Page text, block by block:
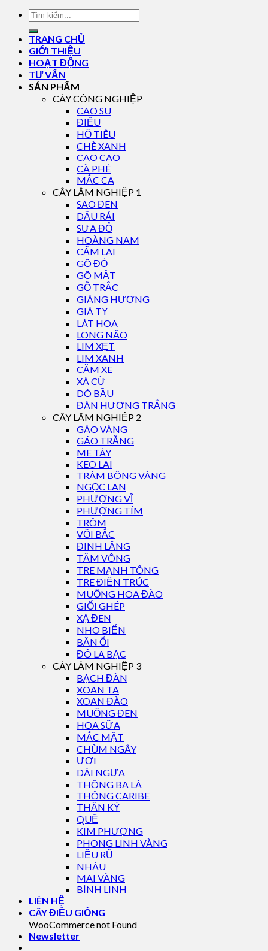
TRANG CHỦ
GIỚI THIỆU
HOẠT ĐỘNG
TƯ VẤN
SẢN PHẨM
CÂY CÔNG NGHIỆP
CAO SU
ĐIỀU
HỒ TIÊU
CHÈ XANH
CAO CAO
CÀ PHÊ
MẮC CA
CÂY LÂM NGHIỆP 1
SAO ĐEN
DẦU RÁI
SƯA ĐỎ
HOÀNG NAM
CẨM LAI
GÕ ĐỎ
GÕ MẬT
GỖ TRẮC
GIÁNG HƯƠNG
GIÁ TỴ
LÁT HOA
LONG NÃO
LIM XẸT
LIM XANH
CĂM XE
XÀ CỪ
DÓ BẦU
ĐÀN HƯƠNG TRẮNG
CÂY LÂM NGHIỆP 2
GÁO VÀNG
GÁO TRẮNG
ME TÂY
KEO LAI
TRÀM BÔNG VÀNG
NGỌC LAN
PHƯỢNG VĨ
PHƯỢNG TÍM
TRÔM
VỐI BẮC
ĐINH LĂNG
TẦM VÔNG
TRE MẠNH TÔNG
TRE ĐIỀN TRÚC
MUỒNG HOA ĐÀO
GIỔI GHÉP
XẠ ĐEN
NHO BIỂN
BẦN ỔI
ĐÔ LA BẠC
CÂY LÂM NGHIỆP 3
BẠCH ĐÀN
XOAN TA
XOAN ĐÀO
MUỒNG ĐEN
HOA SỮA
MẮC MẬT
CHÙM NGÂY
ƯƠI
DÁI NGỰA
THÔNG BA LÁ
THÔNG CARIBE
THẦN KỲ
QUẾ
KIM PHƯỢNG
PHONG LINH VÀNG
LIỄU RŨ
NHÀU
MAI VÀNG
BÌNH LINH
LIÊN HỆ
CÂY ĐIỀU GIỐNG
WooCommerce not Found
Newsletter